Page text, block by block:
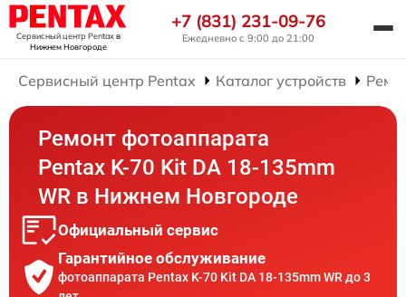
Сервисный центр Pentaxв
Нижнем Новгороде
+7 (831) 231-09-76
Ежедневно с 9:00 до 21:00
Сервисный центр Pentax Каталог устройств
Ремонт фотоаппарата
Pentax K-70 Kit DA 18-135mm
WR в Нижнем Новгороде
Официальный сервис
Гарантийное обслуживание
фотоаппарата Pentax K-70 Kit DA 18-135mm WR до 3